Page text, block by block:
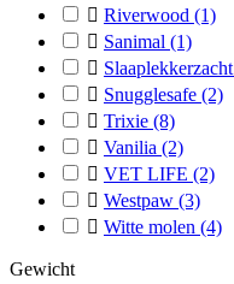
 Riverwood (1)
 Sanimal (1)
 Slaaplekkerzacht
 Snugglesafe (2)
 Trixie (8)
 Vanilia (2)
 VET LIFE (2)
 Westpaw (3)
 Witte molen (4)
Gewicht